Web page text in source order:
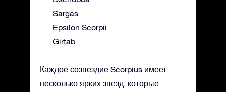
Sargas
Epsilon Scorpii
Girtab
Каждое созвездие Scorpius имеет
несколько ярких звезд, которые